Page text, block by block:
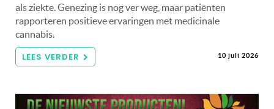
als ziekte. Genezing is nog ver weg, maar patiënten
rapporteren positieve ervaringen met medicinale
cannabis.
LEES VERDER 10 juli 2026